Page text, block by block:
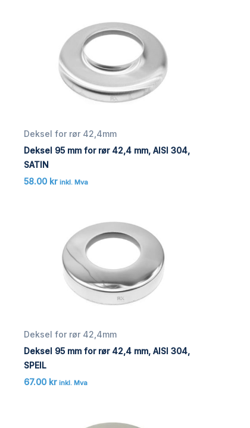
Deksel for rør 42,4mm
Deksel 95 mm for rør 42,4 mm, AISI 304,
SATIN
58.00 kr inkl. Mva
Deksel for rør 42,4mm
Deksel 95 mm for rør 42,4 mm, AISI 304,
SPEIL
67.00 kr inkl. Mva